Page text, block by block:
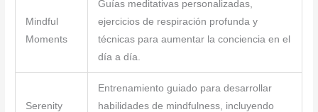
Mindful
Moments
Guías meditativas personalizadas,
ejercicios de respiración profunda y
técnicas para aumentar la conciencia en el
día a día.
Serenity
Entrenamiento guiado para desarrollar
habilidades de mindfulness, incluyendo